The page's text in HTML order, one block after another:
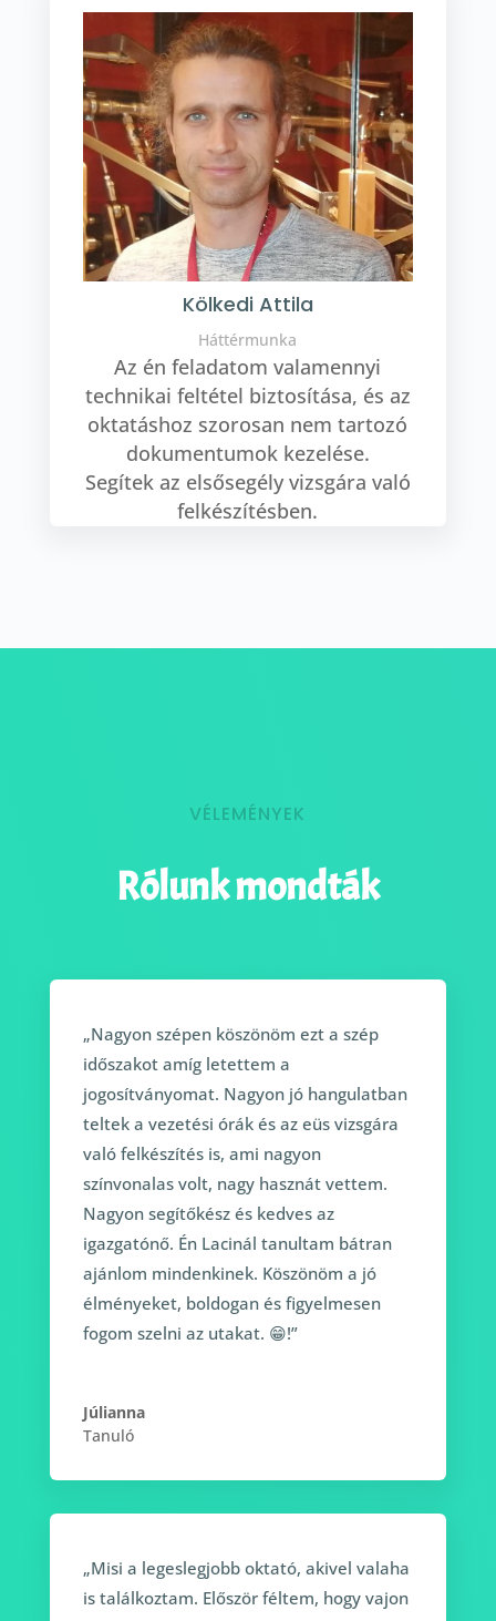
Kölkedi Attila
Háttérmunka
Az én feladatom valamennyi
technikai feltétel biztosítása, és az
oktatáshoz szorosan nem tartozó
dokumentumok kezelése.
Segítek az elsősegély vizsgára való
felkészítésben.
VÉLEMÉNYEK
Rólunk mondták
„Nagyon szépen köszönöm ezt a szép
időszakot amíg letettem a
jogosítványomat. Nagyon jó hangulatban
teltek a vezetési órák és az eüs vizsgára
való felkészítés is, ami nagyon
színvonalas volt, nagy hasznát vettem.
Nagyon segítőkész és kedves az
igazgatónő. Én Lacinál tanultam bátran
ajánlom mindenkinek. Köszönöm a jó
élményeket, boldogan és figyelmesen
fogom szelni az utakat. 😁!”
Júlianna
Tanuló
„Misi a legeslegjobb oktató, akivel valaha
is találkoztam. Először féltem, hogy vajon